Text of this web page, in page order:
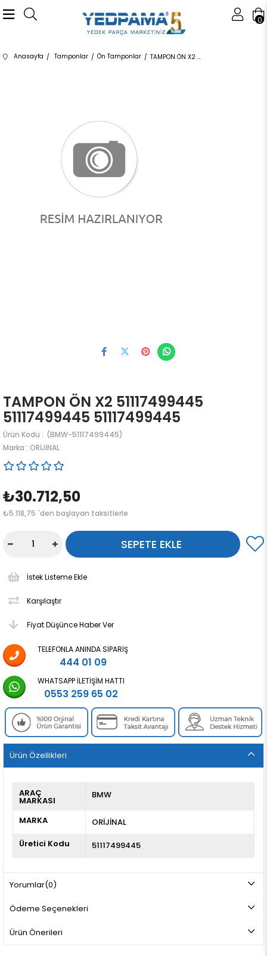
0
Anasayfa Tamponlar Ön Tamponlar TAMPON ÖN X2 51117499445 51117499445 51117499445
TAMPON ÖN X2 51117499445
51117499445 51117499445
(BMW-51117499445)
Marka : ORİJİNAL
₺30.712,50
₺5.118,75 `den başlayan taksitlerle
İstek Listeme Ekle
Karşılaştır
Fiyat Düşünce Haber Ver
TELEFONLA ANINDA SIPARIŞ
444 01 09
WHATSAPP İLETIŞIM HATTI
0553 259 65 02
Ürün Özellikleri
ARAÇ
MARKASI
BMW
MARKA
ORİJİNAL
Üretici Kodu
51117499445
Yorumlar(0)
Ödeme Seçenekleri
Ürün Önerileri